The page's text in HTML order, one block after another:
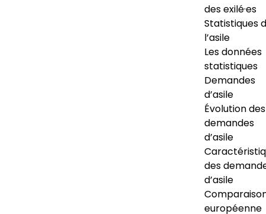
des exilé·es
Statistiques
l’asile
Les données
statistiques
Demandes
d’asile
Évolution des
demandes
d’asile
des
d’asile
européenne